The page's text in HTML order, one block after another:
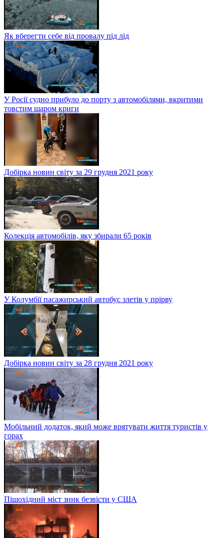
Як вберегти себе від провалу під лід
У Росії судно прибуло до порту з автомобілями, вкритими
товстим шаром криги
Добірка новин світу за 29 грудня 2021 року
Колекція автомобілів, яку збирали 65 років
У Колумбії пасажирський автобус злетів у прірву
Добірка новин світу за 28 грудня 2021 року
Мобільний додаток, який може врятувати життя туристів у
горах
Пішохідний міст зник безвісти у США